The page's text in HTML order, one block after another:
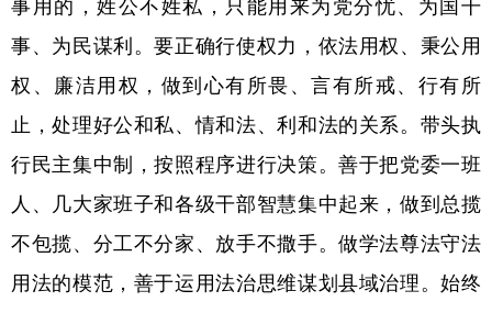
事用的，姓公不姓私，只能用来为党分忧、为国干
事、为民谋利。要正确行使权力，依法用权、秉公用
权、廉洁用权，做到心有所畏、言有所戒、行有所
止，处理好公和私、情和法、利和法的关系。带头执
行民主集中制，按照程序进行决策。善于把党委一班
人、几大家班子和各级干部智慧集中起来，做到总揽
不包揽、分工不分家、放手不撒手。做学法尊法守法
用法的模范，善于运用法治思维谋划县域治理。始终